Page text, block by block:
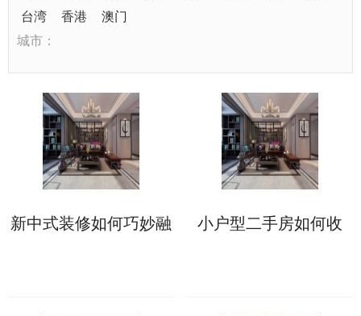
台湾
香港
澳门
城市：
新中式装修如何巧妙融
小户型二手房如何收